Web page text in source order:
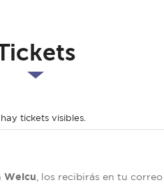
tickets visibles.
Welcu , los recibirás en tu